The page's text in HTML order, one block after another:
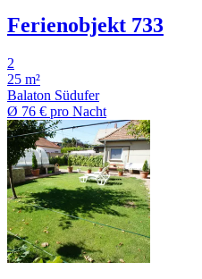
Ferienobjekt 733
2
25 m²
Balaton Südufer
Ø 76 € pro Nacht